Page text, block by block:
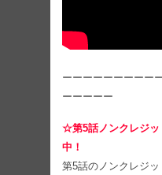
ーーーーーーーーー
ーーーーー
☆第5話ノンクレジッ
中！
第5話のノンクレジ